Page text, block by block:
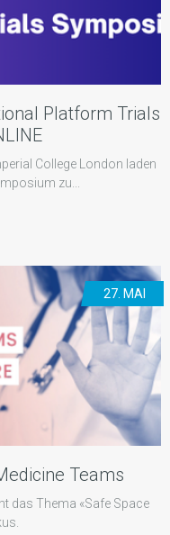
Platform Trials
College London laden
zu...
27. MAI
Teams
das Thema «Safe Space